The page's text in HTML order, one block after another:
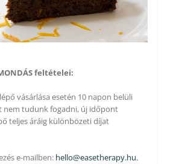
feltételei:
vásárlása esetén 10 napon belüli
nem tudunk fogadni, új időpont
teljes áráig különbözeti díjat
e-mailben: hello@easetherapy.hu.